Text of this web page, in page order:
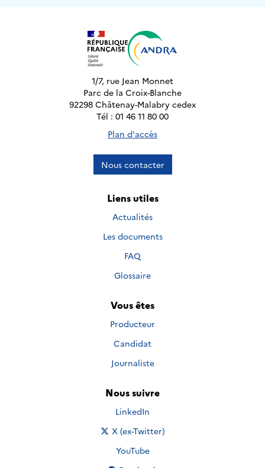
1/7, rue Jean Monnet
Parc de la Croix-Blanche
92298 Châtenay-Malabry cedex
Tél : 01 46 11 80 00
Plan d'accès
Nous contacter
Liens utiles
Actualités
Les documents
FAQ
Glossaire
Vous êtes
Producteur
Candidat
Journaliste
Nous suivre
Nous suivre sur
LinkedIn
Nous suivre sur
X (ex-Twitter)
Nous suivre sur
YouTube